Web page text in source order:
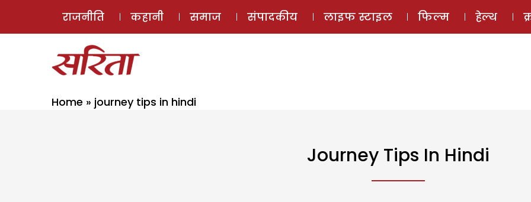
ई-मैगज़ीन
राजनीति कहानी समाज संपादकीय लाइफ स्टाइल फिल्म हेल्थ
Home » journey tips in hindi
Journey Tips In Hindi